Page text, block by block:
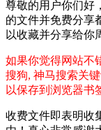
尊敬的用户你们好
的文件并免费分享
以收藏并分享给你
如果你觉得网站不
搜狗, 神马搜索关
以保存到浏览器书
收费文件即表明收